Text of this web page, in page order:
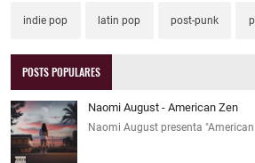
indie pop latin pop post-punk
POSTS POPULARES
Naomi August - American Zen
Naomi August presenta